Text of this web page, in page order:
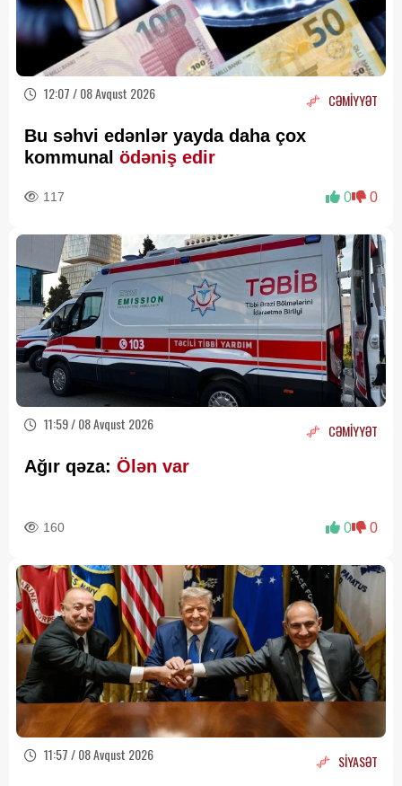
12:07 / 08 Avqust 2026 CƏMİYYƏT
Bu səhvi edənlər yayda daha çox
kommunal ödəniş edir
117 0 0
11:59 / 08 Avqust 2026 CƏMİYYƏT
Ağır qəza: Ölən var
160 0 0
11:57 / 08 Avqust 2026 SİYASƏT